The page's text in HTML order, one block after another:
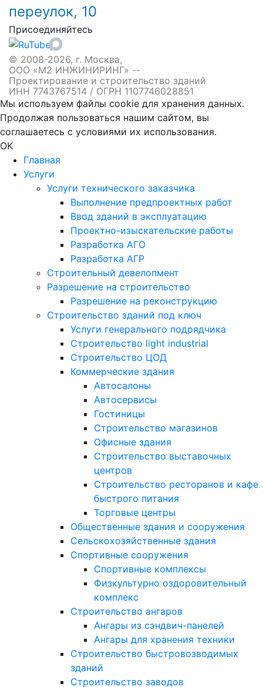
переулок, 10
Присоединяйтесь
© 2008-2026, г. Москва,
ООО «М2 ИНЖИНИРИНГ» --
Проектирование и строительство зданий
ИНН 7743767514 / ОГРН 1107746028851
Мы используем файлы cookie для хранения данных.
Продолжая пользоваться нашим сайтом, вы
соглашаетесь с условиями их использования.
OK
Главная
Услуги
Услуги технического заказчика
Выполнение предпроектных работ
Ввод зданий в эксплуатацию
Проектно-изыскательские работы
Разработка АГО
Разработка АГР
Строительный девелопмент
Разрешение на строительство
Разрешение на реконструкцию
Строительство зданий под ключ
Услуги генерального подрядчика
Строительство light industrial
Строительство ЦОД
Коммерческие здания
Автосалоны
Автосервисы
Гостиницы
Строительство магазинов
Офисные здания
Строительство выставочных
центров
Строительство ресторанов и кафе
быстрого питания
Торговые центры
Общественные здания и сооружения
Сельскохозяйственные здания
Спортивные сооружения
Спортивные комплексы
Физкультурно оздоровительный
комплекс
Строительство ангаров
Ангары из сэндвич-панелей
Ангары для хранения техники
Строительство быстровозводимых
зданий
Строительство заводов